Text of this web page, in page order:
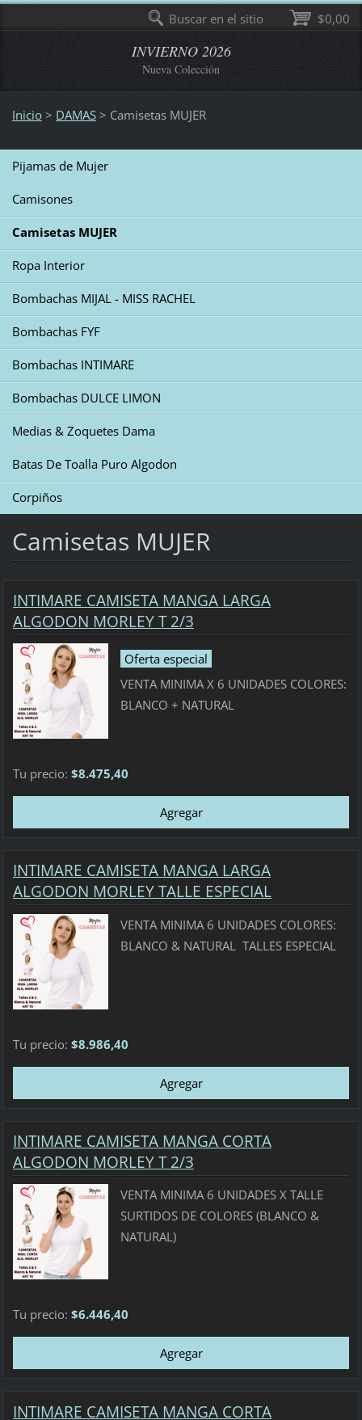
INVIERNO 2026
Nueva Colección
Inicio > DAMAS > Camisetas MUJER
Pijamas de Mujer
Camisones
Camisetas MUJER
Ropa Interior
Bombachas MIJAL - MISS RACHEL
Bombachas FYF
Bombachas INTIMARE
Bombachas DULCE LIMON
Medias & Zoquetes Dama
Batas De Toalla Puro Algodon
Corpiños
Camisetas MUJER
INTIMARE CAMISETA MANGA LARGA
ALGODON MORLEY T 2/3
Oferta especial
VENTA MINIMA X 6 UNIDADES COLORES:
BLANCO + NATURAL
Tu precio: $8.475,40
INTIMARE CAMISETA MANGA LARGA
ALGODON MORLEY TALLE ESPECIAL
VENTA MINIMA 6 UNIDADES COLORES:
BLANCO & NATURAL TALLES ESPECIAL
Tu precio: $8.986,40
INTIMARE CAMISETA MANGA CORTA
ALGODON MORLEY T 2/3
VENTA MINIMA 6 UNIDADES X TALLE
SURTIDOS DE COLORES (BLANCO &
NATURAL)
Tu precio: $6.446,40
INTIMARE CAMISETA MANGA CORTA
$0,00
Buscar en el sitio